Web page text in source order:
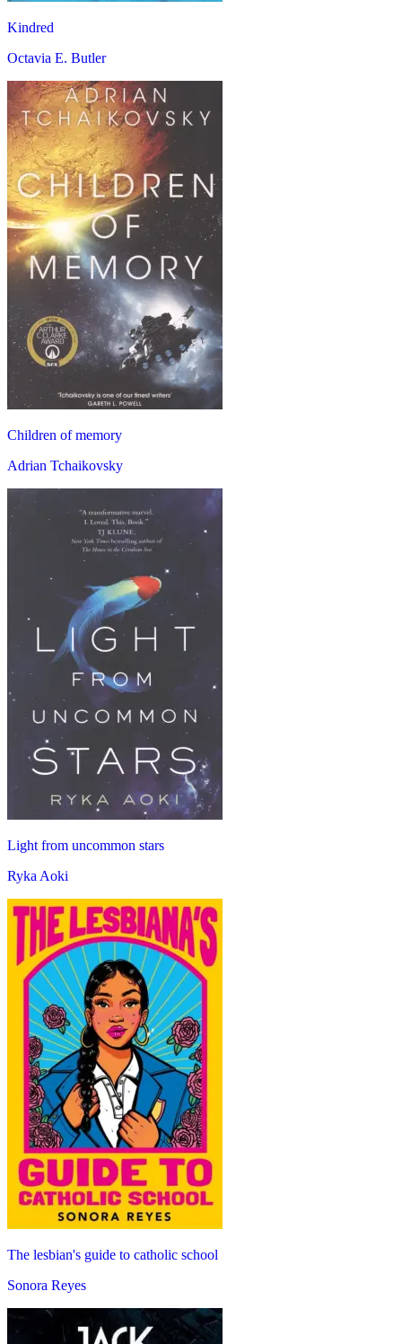
Kindred
Octavia E. Butler
Children of memory
Adrian Tchaikovsky
Light from uncommon stars
Ryka Aoki
The lesbian's guide to catholic school
Sonora Reyes